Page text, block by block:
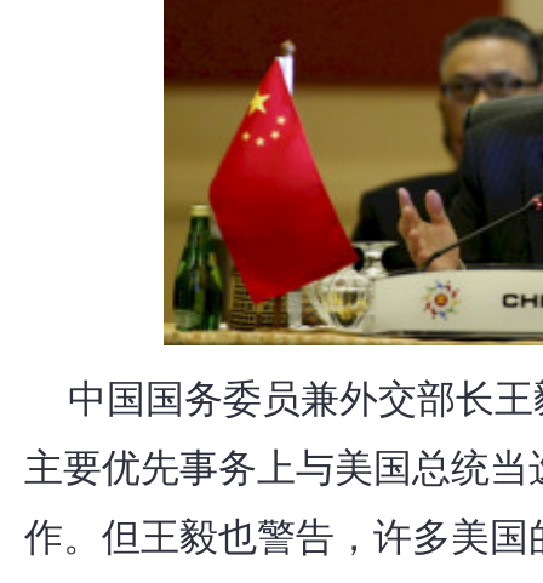
中国国务委员兼外交部长
主要优先事务上与美国总统
作。但王毅也警告，许多美